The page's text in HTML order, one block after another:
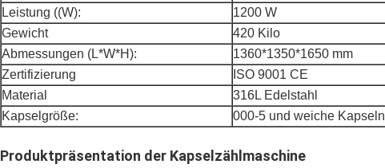
Leistung ((W):
1200 W
Gewicht
420 Kilo
Abmessungen (L*W*H):
1360*1350*1650 mm
Zertifizierung
ISO 9001 CE
Material
316L Edelstahl
Kapselgröße:
000-5 und weiche Kapseln
Produktpräsentation der Kapselzählmaschine